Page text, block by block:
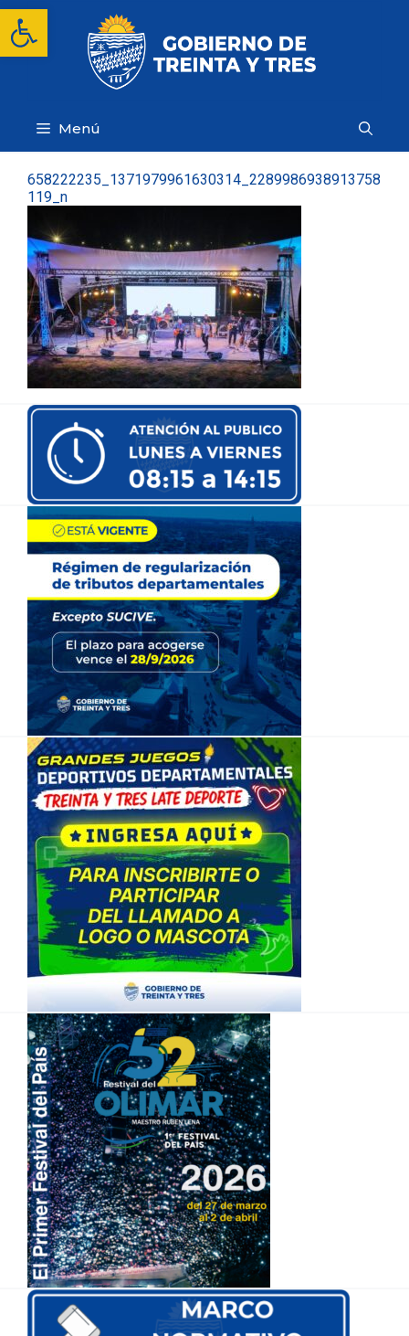
Abrir barra de herramientas
Saltar
contenido
Menú
658222235_1371979961630314_2289986938913758
119_n